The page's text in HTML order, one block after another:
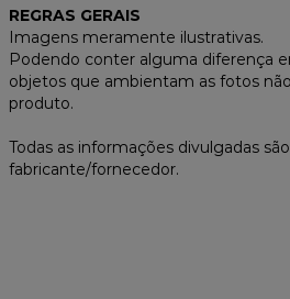
REGRAS GERAIS
Imagens meramente ilustrativas.
Podendo conter alguma diferença
objetos que ambientam as fotos
produto.
Todas as informações divulgadas
fabricante/fornecedor.